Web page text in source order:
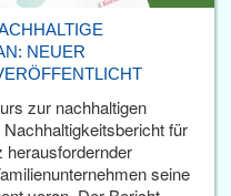
NEUER
zur nachhaltigen
für
herausfordernder
seine